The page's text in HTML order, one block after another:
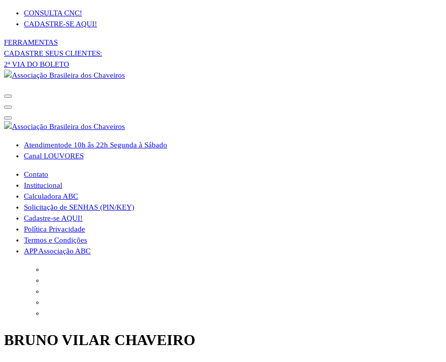
Pular
para
conteúdo
CONSULTA CNC!
CADASTRE-SE AQUI!
FERRAMENTAS
CADASTRE SEUS CLIENTES:
2ª VIA DO BOLETO
Atendimentode 10h âs 22h Segunda à Sábado
Canal LOUVORES
Contato
Institucional
Calculadora ABC
Solicitação de SENHAS (PIN/KEY)
Cadastre-se AQUI!
Política Privacidade
Termos e Condições
APP Associação ABC
BRUNO VILAR CHAVEIRO